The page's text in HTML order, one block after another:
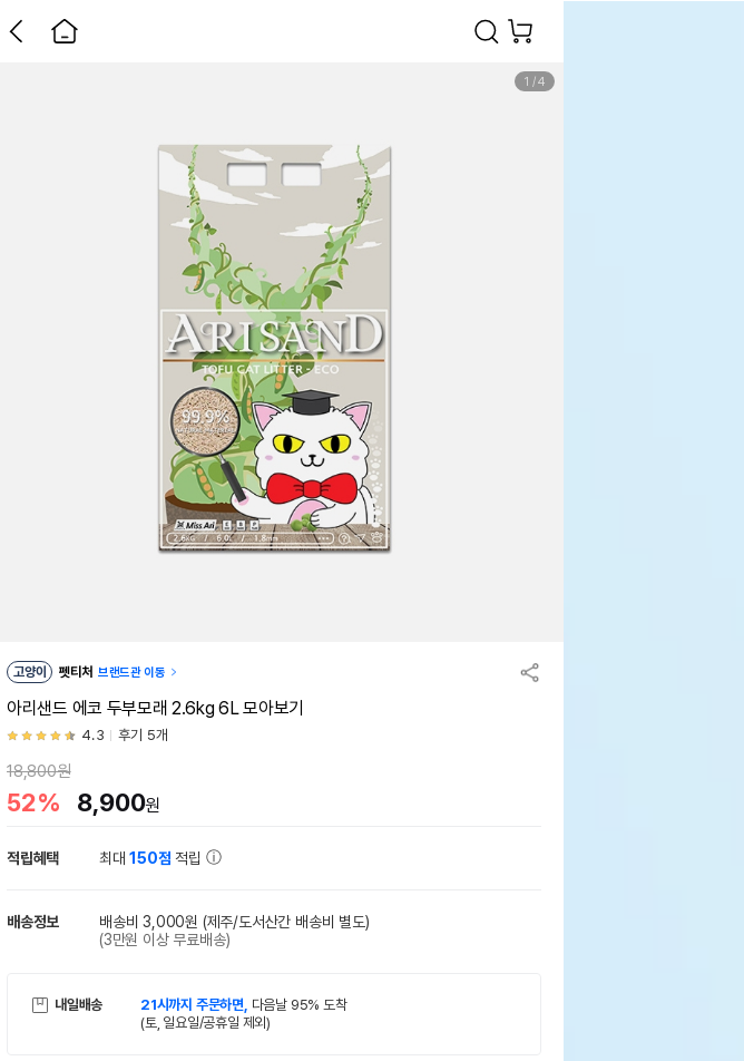
1 /4
고양이 펫티처 브랜드관 이동
아리샌드 에코 두부모래 2.6kg 6L 모아보기
4.3 후기 5개
18,800원
52% 8,900원
적립혜택 최대150점 적립
배송정보 배송비 3,000원 (제주/도서산간 배송비 별도)
(3만원 이상 무료배송)
내일배송 21시까지 주문하면, 다음날 95% 도착
(토, 일요일/공휴일 제외)